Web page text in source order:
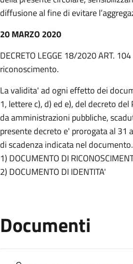
diffusione al fine di evitare
20 MARZO 2020
DECRETO LEGGE 18/2020 ART.
riconoscimento.
La validita' ad ogni effetto dei
1, lettere c), d) ed e), del decreto
da amministrazioni pubbliche,
presente decreto e' prorogata al
di scadenza indicata nel documento.
1) DOCUMENTO DI
2) DOCUMENTO DI IDENTITA'
Documenti